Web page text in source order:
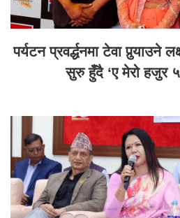
पर्यटन प्रवर्द्धनमा टेवा पुर्‍याउने
सुरु हुँदै ‘ए मेरो हजुर